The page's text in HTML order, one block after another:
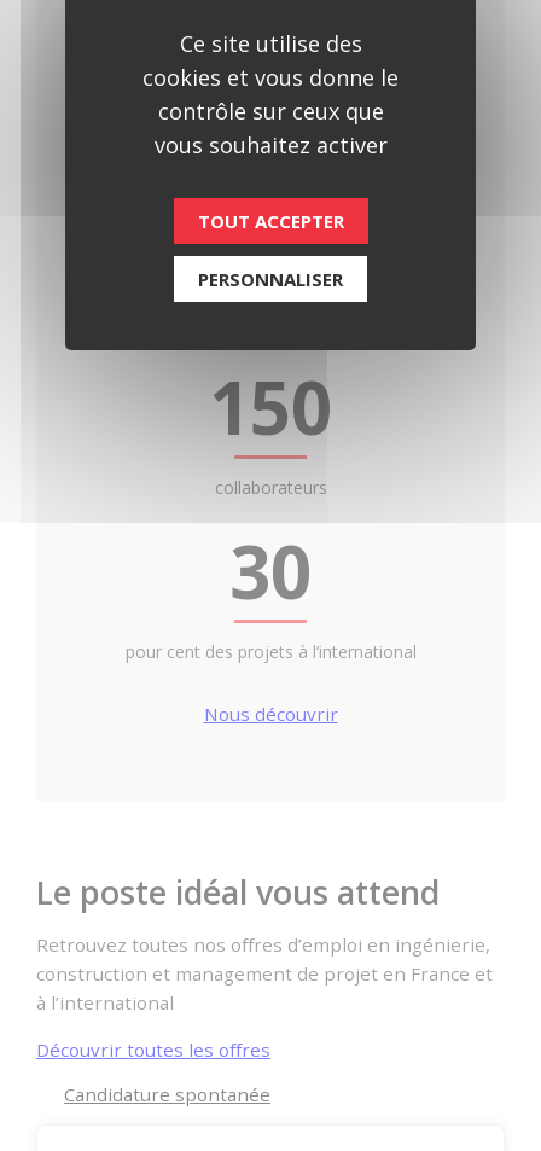
Atyx en chiffres
ATYX est une entreprise à taille humaine
au développement régulier et raisonné
15
150
collaborateurs
30
pour cent des projets à l’international
Nous découvrir
Le poste idéal vous attend
Retrouvez toutes nos offres d’emploi en ingénierie,
construction et management de projet en France et
à l’international
Découvrir toutes les offres
Candidature spontanée
Ce site utilise des
cookies et vous donne le
contrôle sur ceux que
vous souhaitez activer
TOUT ACCEPTER
PERSONNALISER